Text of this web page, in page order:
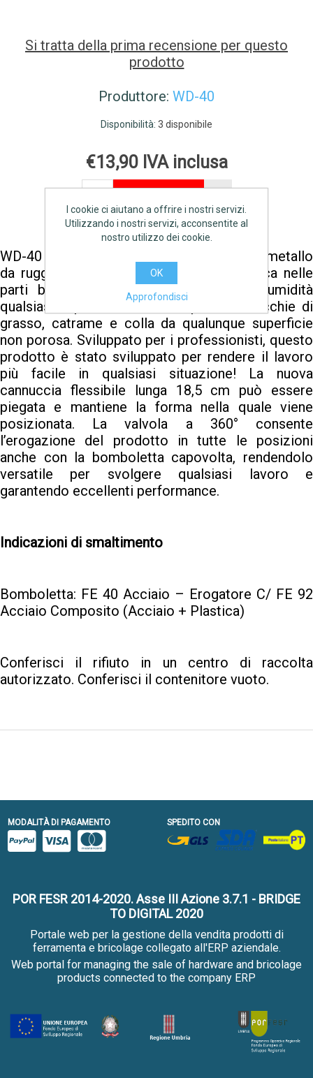
Si tratta della prima recensione per questo
prodotto
Produttore: WD-40
Disponibilità: 3 disponibile
€13,90 IVA inclusa
WD-40 Prodotto Multifunzione protegge il metallo
da ruggine e corrosione, penetra e lubrifica nelle
parti bloccate, elimina e protegge dall’umidità
qualsiasi superficie. Rimuove persino macchie di
grasso, catrame e colla da qualunque superficie
non porosa. Sviluppato per i professionisti, questo
prodotto è stato sviluppato per rendere il lavoro
più facile in qualsiasi situazione! La nuova
cannuccia flessibile lunga 18,5 cm può essere
piegata e mantiene la forma nella quale viene
posizionata. La valvola a 360° consente
l’erogazione del prodotto in tutte le posizioni
anche con la bomboletta capovolta, rendendolo
versatile per svolgere qualsiasi lavoro e
garantendo eccellenti performance.
Indicazioni di smaltimento
Bomboletta: FE 40 Acciaio – Erogatore C/ FE 92
Acciaio Composito (Acciaio + Plastica)
Conferisci il rifiuto in un centro di raccolta
autorizzato. Conferisci il contenitore vuoto.
MODALITÀ DI PAGAMENTO SPEDITO CON
POR FESR 2014-2020. Asse III Azione 3.7.1 - BRIDGE
TO DIGITAL 2020
Portale web per la gestione della vendita prodotti di
ferramenta e bricolage collegato all'ERP aziendale.
Web portal for managing the sale of hardware and bricolage
products connected to the company ERP
I cookie ci aiutano a offrire i nostri servizi.
Utilizzando i nostri servizi, acconsentite al
nostro utilizzo dei cookie.
OK
Approfondisci